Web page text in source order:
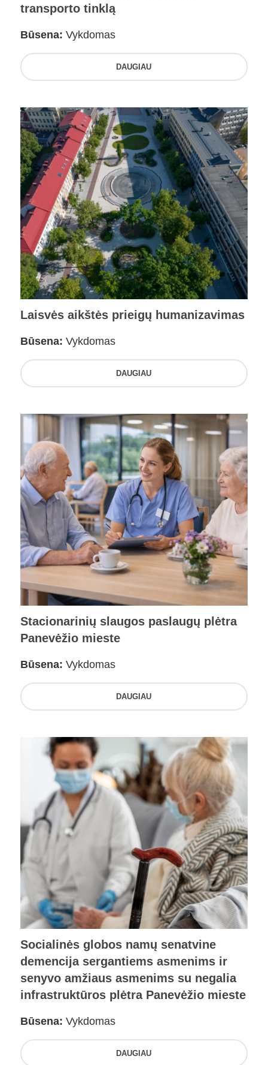
transporto tinklą
Būsena: Vykdomas
DAUGIAU
Laisvės aikštės prieigų humanizavimas
Būsena: Vykdomas
DAUGIAU
Stacionarinių slaugos paslaugų plėtra
Panevėžio mieste
Būsena: Vykdomas
DAUGIAU
Socialinės globos namų senatvine
demencija sergantiems asmenims ir
senyvo amžiaus asmenims su negalia
infrastruktūros plėtra Panevėžio mieste
Būsena: Vykdomas
DAUGIAU